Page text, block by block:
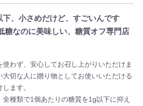
、小さめだけど、すごいんです
糖なのに美味しい、糖質オフ専門店
わず、安心してお召し上がりいただけま
切な人に贈り物としてお使いいただける
ます。
種類で1個あたりの糖質を1g以下に抑え